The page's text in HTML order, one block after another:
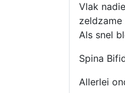
Vlak
zeldzame
Als snel
Spina
Allerlei